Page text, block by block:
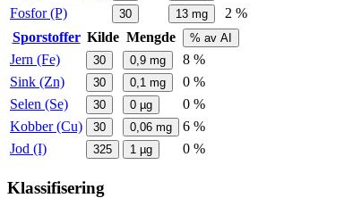
Fosfor (P)
30 13 mg
2 %
Sporstoffer Kilde Mengde % av AI
Jern (Fe) 30 0,9 mg
8 %
Sink (Zn)
30 0,1 mg
0 %
Selen (Se)
30 0 µg
0 %
Kobber (Cu)
30 0,06 mg
6 %
Jod (I)
325 1 µg 0 %
Klassifisering